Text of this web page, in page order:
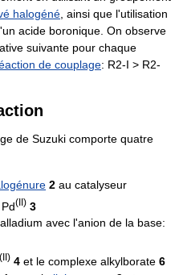
halogéné , ainsi que l'utilisation
acide boronique. On observe
suivante pour chaque
de couplage: R2-I > R2-
de Suzuki comporte quatre
2 au catalyseur
(II) 3
avec l'anion de la base:
(II) 4 et le complexe alkylborate 6